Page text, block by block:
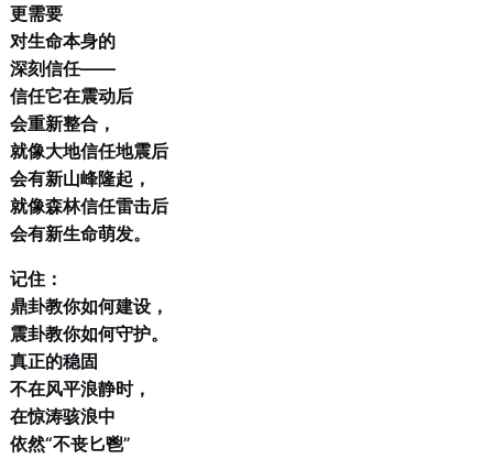
更需要
对生命本身的
深刻信任——
信任它在震动后
会重新整合，
就像大地信任地震后
会有新山峰隆起，
就像森林信任雷击后
会有新生命萌发。
记住：
鼎卦教你如何建设，
震卦教你如何守护。
真正的稳固
不在风平浪静时，
在惊涛骇浪中
依然“不丧匕鬯”